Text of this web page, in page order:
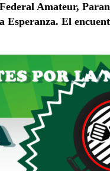
Amateur,
Esperanza. El